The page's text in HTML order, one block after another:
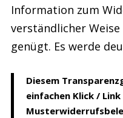
Information zum
verständlicher
genügt. Es werde
Diesem
einfachen Klick /